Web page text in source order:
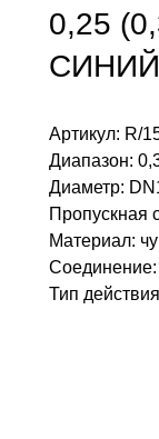
0,25
Артикул: R/
Диапазон:
Диаметр:
Пропускная
Материал:
Соединение:
Тип действия